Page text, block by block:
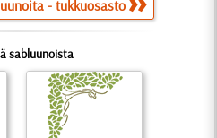
- tukkuosasto
sabluunoista